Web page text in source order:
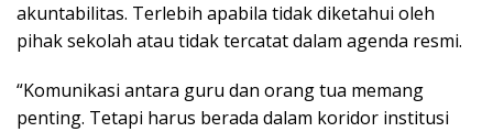
akuntabilitas. Terlebih apabila tidak diketahui oleh
pihak sekolah atau tidak tercatat dalam agenda resmi.
“Komunikasi antara guru dan orang tua memang
penting. Tetapi harus berada dalam koridor institusi